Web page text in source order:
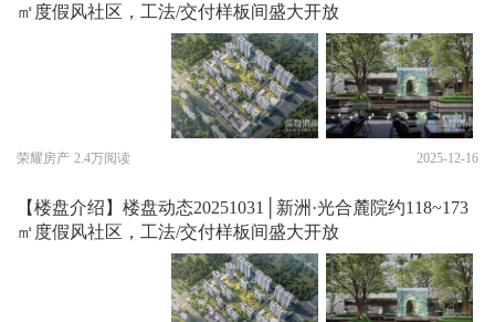
㎡度假风社区，工法/交付样板间盛大开放
荣耀房产 2.4万阅读 2025-12-16
【楼盘介绍】楼盘动态20251031│新洲·光合麓院约118~173
㎡度假风社区，工法/交付样板间盛大开放